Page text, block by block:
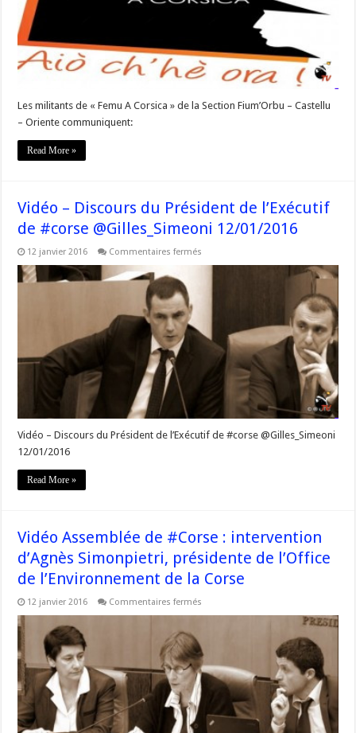
de
Castellu
Les militants de « Femu A Corsica » de la Section Fium’Orbu – Castellu
– Oriente communiquent:
Read More »
Vidéo – Discours du Président de l’Exécutif
de #corse @Gilles_Simeoni 12/01/2016
12 janvier 2016 Commentaires fermés
de
#corse
@Gilles_Simeoni
12/01/2016
Vidéo – Discours du Président de l’Exécutif de #corse @Gilles_Simeoni
12/01/2016
Read More »
Vidéo Assemblée de #Corse : intervention
d’Agnès Simonpietri, présidente de l’Office
de l’Environnement de la Corse
12 janvier 2016 Commentaires fermés
:
intervention
d’Agnès
Simonpietri,
présidente
l’Office
de